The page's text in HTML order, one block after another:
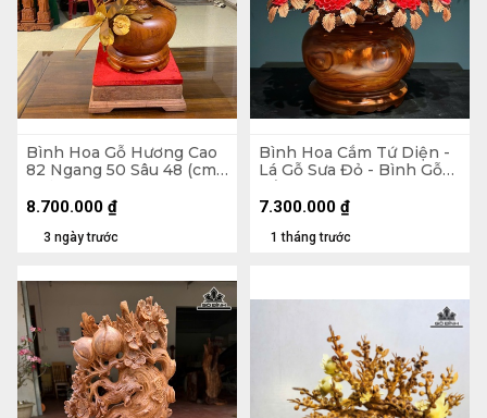
Bình Hoa Gỗ Hương Cao
82 Ngang 50 Sâu 48 (cm)
3 ngày trước
8.700.000 ₫
Bình Hoa Cắm Tứ Diện -
Lá Gỗ Sưa Đỏ - Bình Gỗ
Cẩm Paorosa Cao 58
Đường Kính 45 (cm)
1 tháng trước
7.300.000 ₫